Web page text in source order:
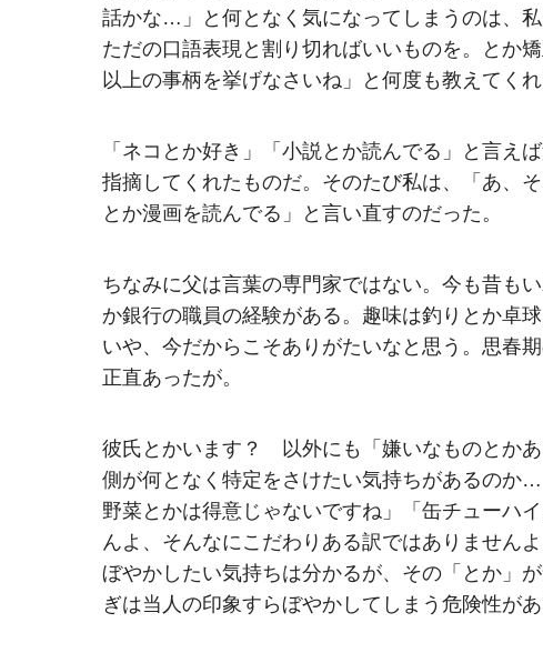
話かな…」と何となく気になってしまうのは、
ただの口語表現と割り切ればいいものを。とか
以上の事柄を挙げなさいね」と何度も教えてく
「ネコとか好き」「小説とか読んでる」と言え
指摘してくれたものだ。そのたび私は、「あ、
とか漫画を読んでる」と言い直すのだった。
ちなみに父は言葉の専門家ではない。今も昔も
か銀行の職員の経験がある。趣味は釣りとか卓
いや、今だからこそありがたいなと思う。思春
正直あったが。
彼氏とかいます？ 以外にも「嫌いなものとか
側が何となく特定をさけたい気持ちがあるのか
野菜とかは得意じゃないですね」「缶チューハ
んよ、そんなにこだわりある訳ではありません
ぼやかしたい気持ちは分かるが、その「とか」
ぎは当人の印象すらぼやかしてしまう危険性があ